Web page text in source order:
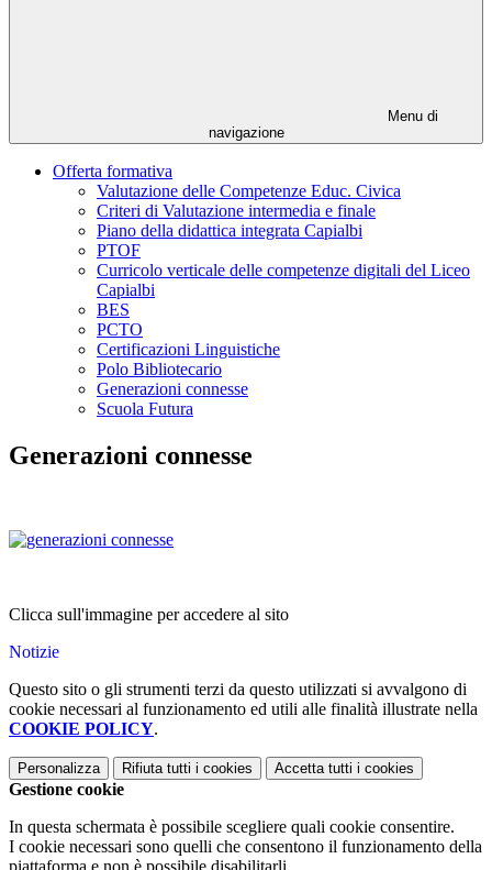
Menu di
navigazione
Offerta formativa
Valutazione delle Competenze Educ. Civica
Criteri di Valutazione intermedia e finale
Piano della didattica integrata Capialbi
PTOF
Curricolo verticale delle competenze digitali del Liceo
Capialbi
BES
PCTO
Certificazioni Linguistiche
Polo Bibliotecario
Generazioni connesse
Scuola Futura
Generazioni connesse
Clicca sull'immagine per accedere al sito
Notizie
Questo sito o gli strumenti terzi da questo utilizzati si avvalgono di
cookie necessari al funzionamento ed utili alle finalità illustrate nella
COOKIE POLICY.
Personalizza Rifiuta tutti i cookies Accetta tutti i cookies
Gestione cookie
In questa schermata è possibile scegliere quali cookie consentire.
I cookie necessari sono quelli che consentono il funzionamento della